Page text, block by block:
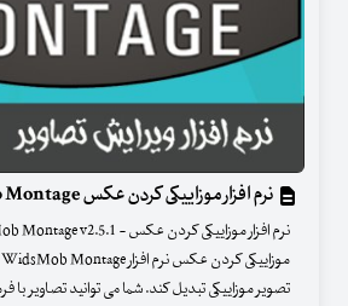
نرم افزار موزاییکی کردن عکس WidsMob Montage